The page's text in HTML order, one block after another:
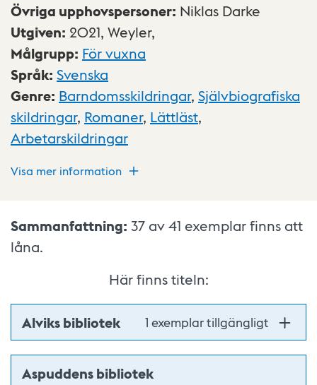
Övriga upphovspersoner: Niklas Darke
Utgiven: 2021, Weyler,
Målgrupp: För vuxna
Språk: Svenska
Genre: Barndomsskildringar, Självbiografiska
skildringar, Romaner, Lättläst,
Arbetarskildringar
Visa mer information
Sammanfattning: 37 av 41 exemplar finns att
låna.
Här finns titeln:
Alviks bibliotek 1 exemplar tillgängligt
Aspuddens bibliotek